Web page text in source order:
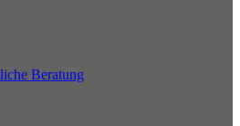
Beratung